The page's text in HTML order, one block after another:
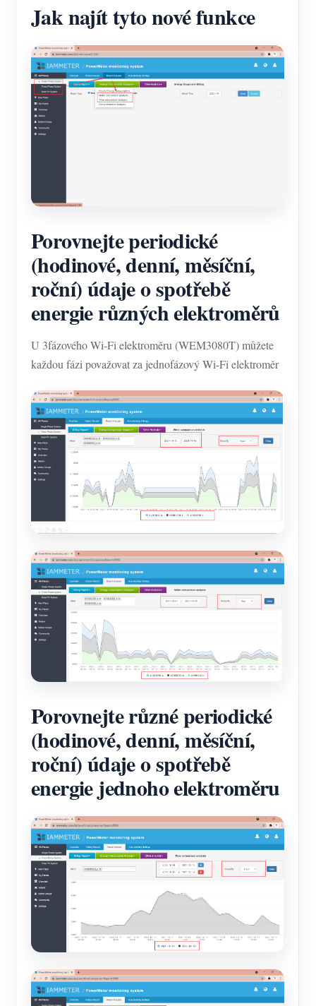
Jak najít tyto nové funkce
Porovnejte periodické
(hodinové, denní, měsíční,
roční) údaje o spotřebě
energie různých elektroměrů
U 3fázového Wi-Fi elektroměru (WEM3080T) můžete
každou fázi považovat za jednofázový Wi-Fi elektroměr
Porovnejte různé periodické
(hodinové, denní, měsíční,
roční) údaje o spotřebě
energie jednoho elektroměru